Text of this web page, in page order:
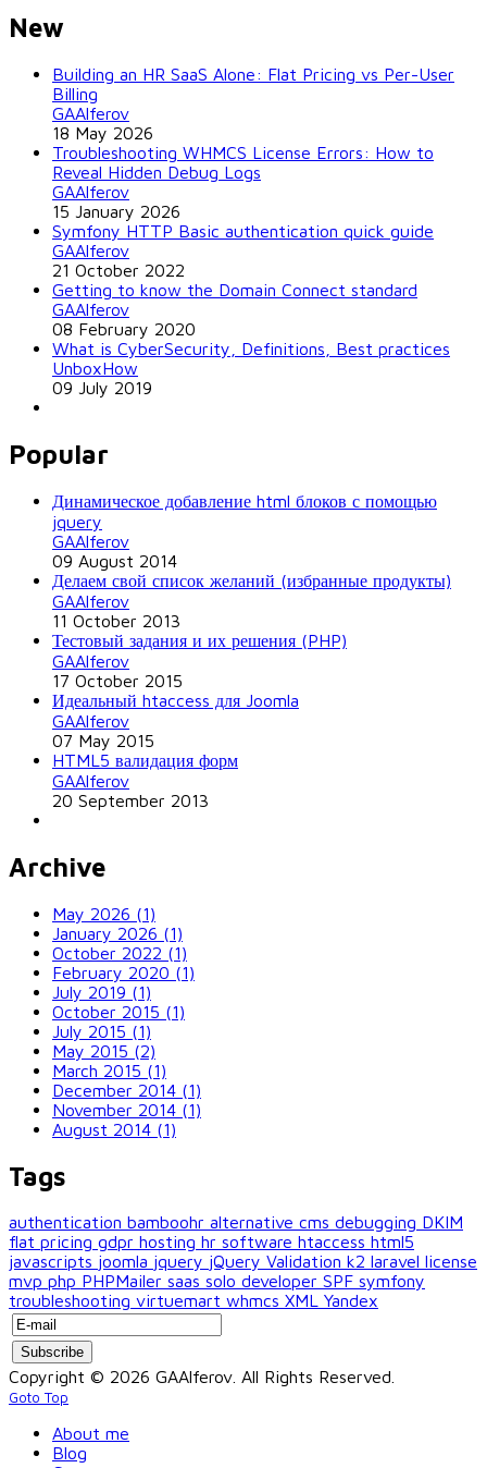
New
Building an HR SaaS Alone: Flat Pricing vs Per-User
Billing
GAAlferov
18 May 2026
Troubleshooting WHMCS License Errors: How to
Reveal Hidden Debug Logs
GAAlferov
15 January 2026
Symfony HTTP Basic authentication quick guide
GAAlferov
21 October 2022
Getting to know the Domain Connect standard
GAAlferov
08 February 2020
What is CyberSecurity, Definitions, Best practices
UnboxHow
09 July 2019
Popular
Динамическое добавление html блоков с помощью
jquery
GAAlferov
09 August 2014
Делаем свой список желаний (избранные продукты)
GAAlferov
11 October 2013
Тестовый задания и их решения (PHP)
GAAlferov
17 October 2015
Идеальный htaccess для Joomla
GAAlferov
07 May 2015
HTML5 валидация форм
GAAlferov
20 September 2013
Archive
May 2026 (1)
January 2026 (1)
October 2022 (1)
February 2020 (1)
July 2019 (1)
October 2015 (1)
July 2015 (1)
May 2015 (2)
March 2015 (1)
December 2014 (1)
November 2014 (1)
August 2014 (1)
Tags
authentication bamboohr alternative cms debugging DKIM
flat pricing gdpr hosting hr software htaccess html5
javascripts joomla jquery jQuery Validation k2 laravel license
mvp php PHPMailer saas solo developer SPF symfony
troubleshooting virtuemart whmcs XML Yandex
Copyright © 2026 GAAlferov. All Rights Reserved.
Goto Top
About me
Blog